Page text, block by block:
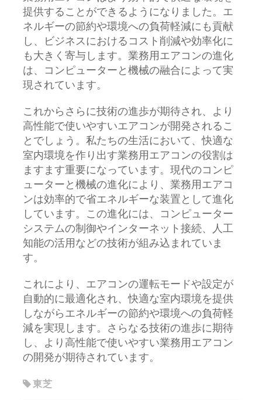
提供することができるようになりました。エ
ネルギーの節約や環境への負荷軽減にも貢献
し、ビジネスにおけるコスト削減や効率化に
も大きく寄与します。業務用エアコンの進化
は、コンピューターと機械の融合によって実
現されています。
これからさらに技術の進歩が期待され、より
高性能で使いやすいエアコンが開発されるこ
とでしょう。私たちの生活において、快適な
室内環境を作り出す業務用エアコンの役割は
ますます重要になっています。現代のコンピ
ューターと機械の進化により、業務用エアコ
ンは効率的で省エネルギーな装置として進化
しています。この進化には、コンピューター
システムの制御やインターネット接続、人工
知能の活用などの技術が組み込まれていま
す。
これにより、エアコンの運転モードや設定が
自動的に最適化され、快適な室内環境を提供
しながらエネルギーの節約や環境への負荷軽
減を実現します。さらなる技術の進歩に期待
し、より高性能で使いやすい業務用エアコン
の開発が期待されています。
東芝